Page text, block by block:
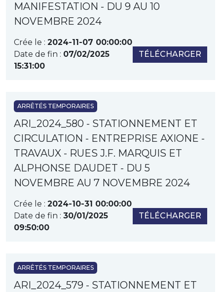
MANIFESTATION - DU 9 AU 10
NOVEMBRE 2024
Crée le : 2024-11-07 00:00:00
Date de fin : 07/02/2025
15:31:00
TÉLÉCHARGER
ARRÊTÉS TEMPORAIRES
ARI_2024_580 - STATIONNEMENT ET
CIRCULATION - ENTREPRISE AXIONE -
TRAVAUX - RUES J.F. MARQUIS ET
ALPHONSE DAUDET - DU 5
NOVEMBRE AU 7 NOVEMBRE 2024
Crée le : 2024-10-31 00:00:00
Date de fin : 30/01/2025
09:50:00
TÉLÉCHARGER
ARRÊTÉS TEMPORAIRES
ARI_2024_579 - STATIONNEMENT ET